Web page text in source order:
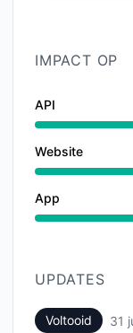
IMPACT OP
API
Onderhoud
Website
Onderhoud
App
Onderhoud
UPDATES
Voltooid 31